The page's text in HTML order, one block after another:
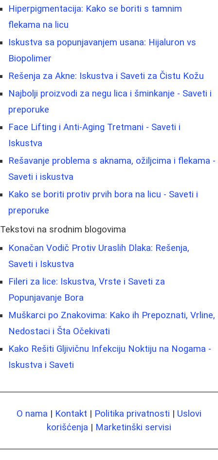
Hiperpigmentacija: Kako se boriti s tamnim
flekama na licu
Iskustva sa popunjavanjem usana: Hijaluron vs
Biopolimer
Rešenja za Akne: Iskustva i Saveti za Čistu Kožu
Najbolji proizvodi za negu lica i šminkanje - Saveti i
preporuke
Face Lifting i Anti-Aging Tretmani - Saveti i
Iskustva
Rešavanje problema s aknama, ožiljcima i flekama -
Saveti i iskustva
Kako se boriti protiv prvih bora na licu - Saveti i
preporuke
Tekstovi na srodnim blogovima
Konačan Vodič Protiv Uraslih Dlaka: Rešenja,
Saveti i Iskustva
Fileri za lice: Iskustva, Vrste i Saveti za
Popunjavanje Bora
Muškarci po Znakovima: Kako ih Prepoznati, Vrline,
Nedostaci i Šta Očekivati
Kako Rešiti Gljivičnu Infekciju Noktiju na Nogama -
Iskustva i Saveti
O nama | Kontakt | Politika privatnosti | Uslovi
korišćenja | Marketinški servisi